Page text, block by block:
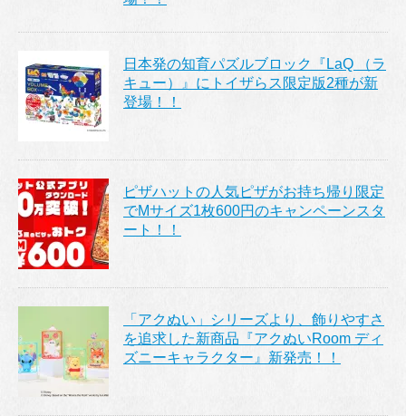
日本発の知育パズルブロック『LaQ （ラ
キュー）』にトイザらス限定版2種が新
登場！！
ピザハットの人気ピザがお持ち帰り限定
でMサイズ1枚600円のキャンペーンスタ
ート！！
「アクぬい」シリーズより、飾りやすさ
を追求した新商品『アクぬいRoom ディ
ズニーキャラクター』新発売！！